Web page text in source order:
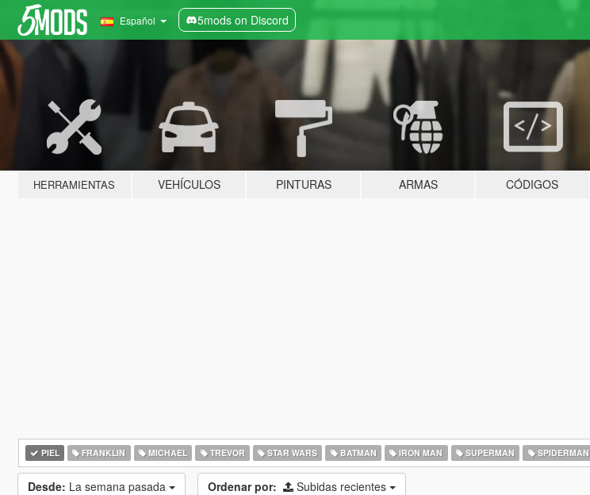
Español 5mods on Discord
HERRAMIENTAS VEHÍCULOS PINTURAS ARMAS CÓDIGOS
PIEL FRANKLIN MICHAEL TREVOR STAR WARS BATMAN IRON MAN SUPERMAN SPIDERMAN
Desde: La semana pasada Ordenar por: Subidas recientes